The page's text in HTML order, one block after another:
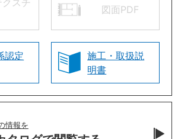
スチ
図面PDF
認定
施工・取扱説
明書
情報を